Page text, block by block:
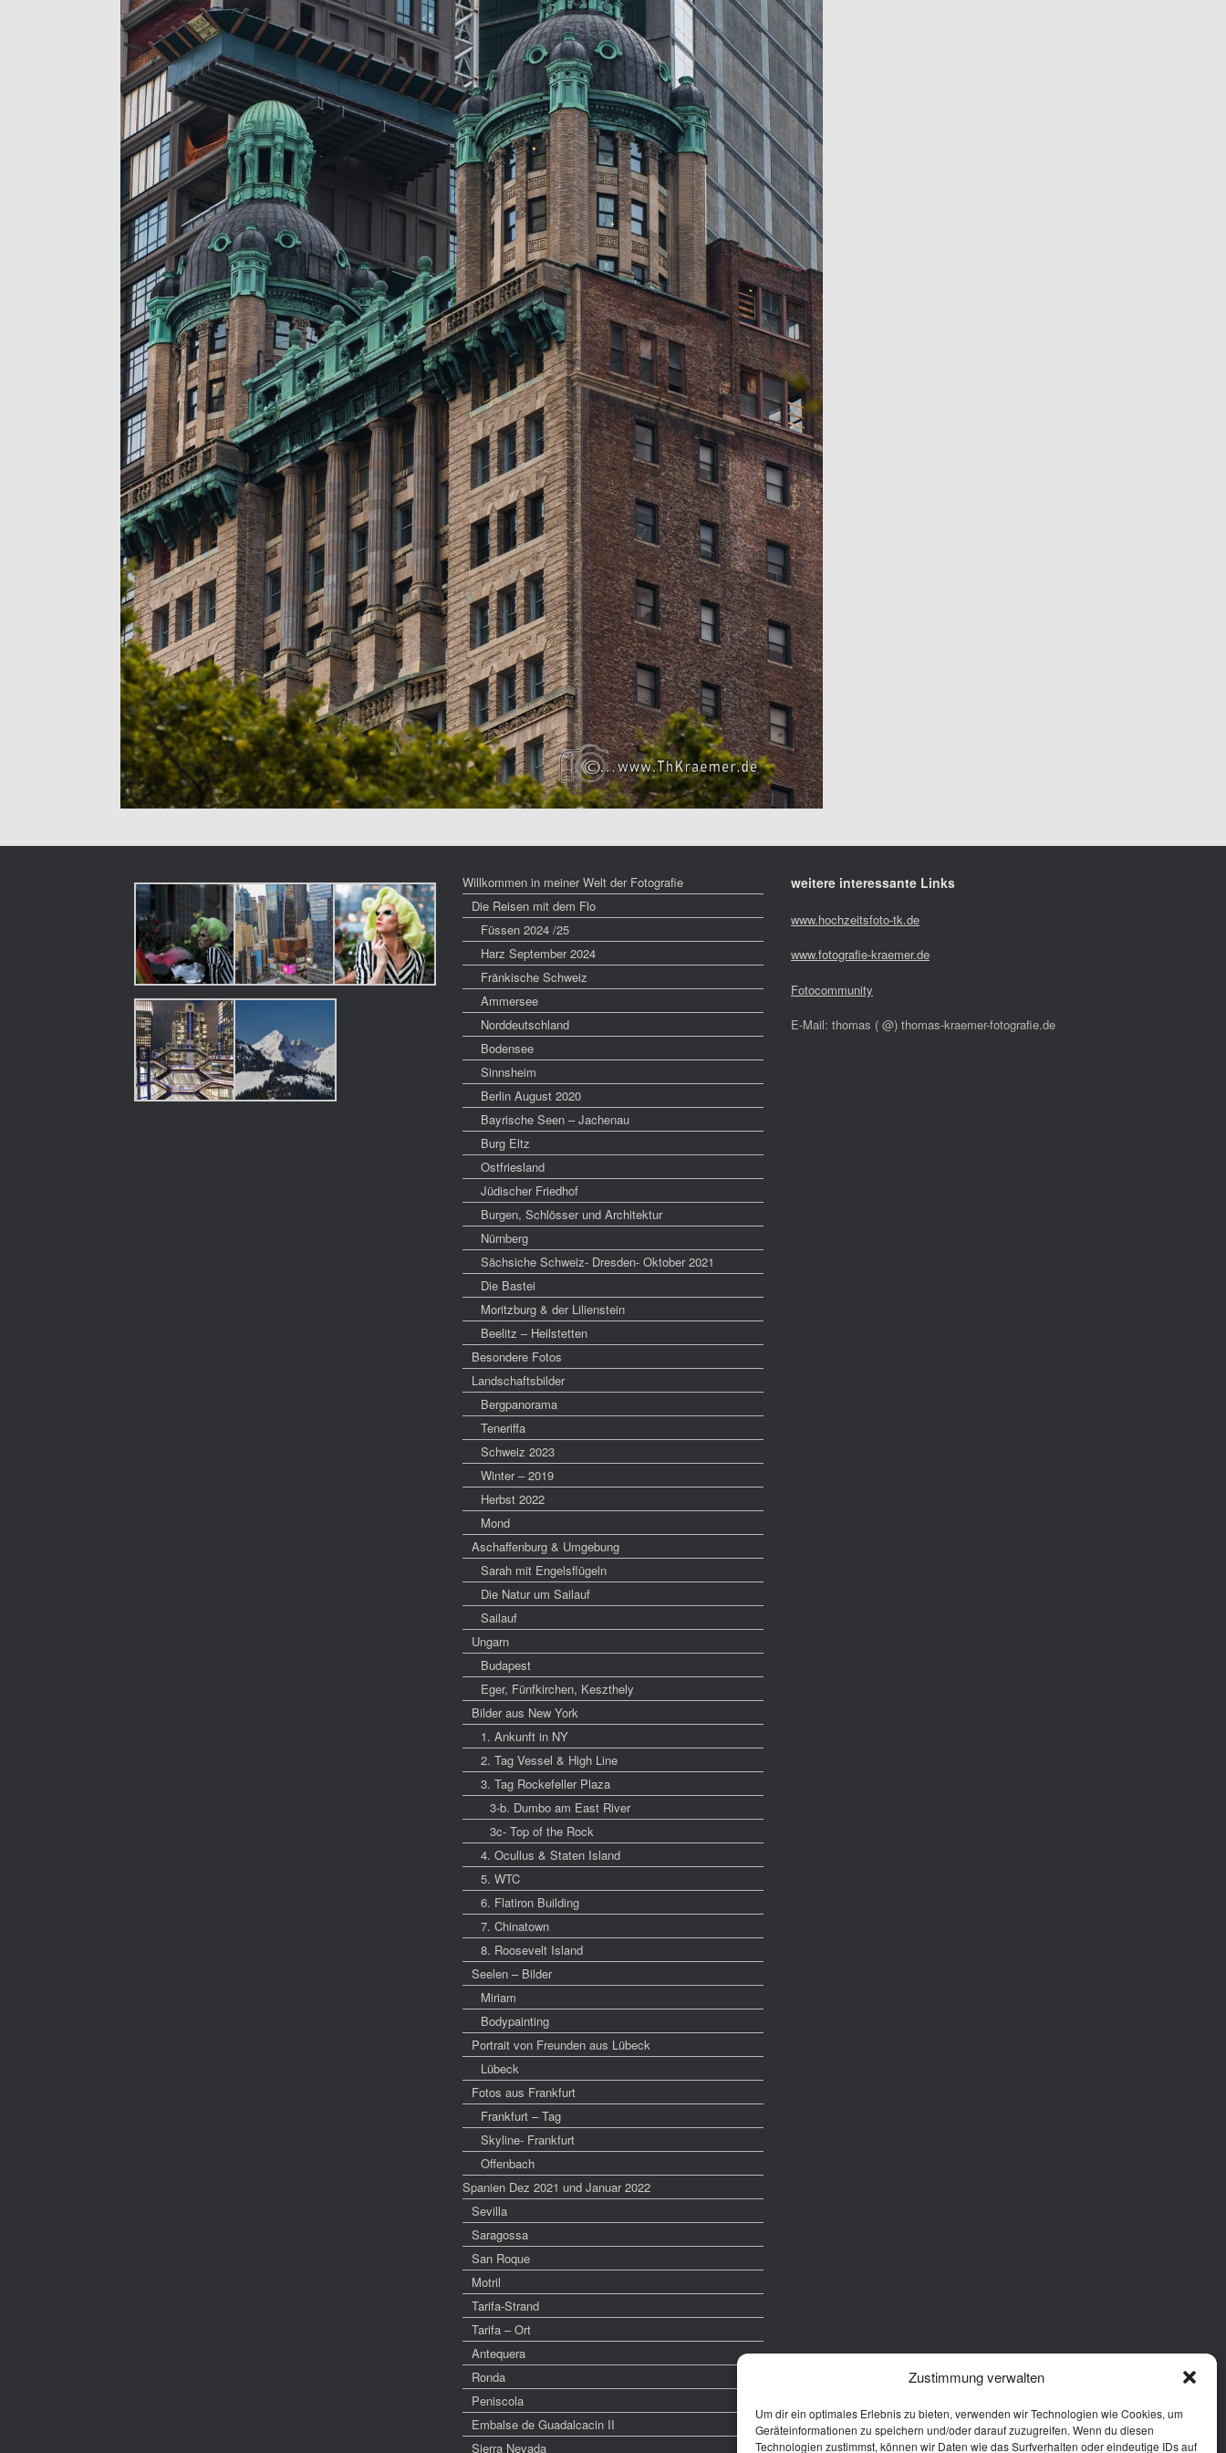
Zustimmung verwalten
Um dir ein optimales Erlebnis zu bieten, verwenden wir Technologien wie Cookies, um
Geräteinformationen zu speichern und/oder darauf zuzugreifen. Wenn du diesen
Technologien zustimmst, können wir Daten wie das Surfverhalten oder eindeutige IDs auf
Willkommen in meiner Welt der Fotografie
Die Reisen mit dem Flo
Füssen 2024 /25
Harz September 2024
Fränkische Schweiz
Ammersee
Norddeutschland
Bodensee
Sinnsheim
Berlin August 2020
Bayrische Seen – Jachenau
Burg Eltz
Ostfriesland
Jüdischer Friedhof
Burgen, Schlösser und Architektur
Nürnberg
Sächsiche Schweiz- Dresden- Oktober 2021
Die Bastei
Moritzburg & der Lilienstein
Beelitz – Heilstetten
Besondere Fotos
Landschaftsbilder
Bergpanorama
Teneriffa
Schweiz 2023
Winter – 2019
Herbst 2022
Mond
Aschaffenburg & Umgebung
Sarah mit Engelsflügeln
Die Natur um Sailauf
Sailauf
Ungarn
Budapest
Eger, Fünfkirchen, Keszthely
Bilder aus New York
1. Ankunft in NY
2. Tag Vessel & High Line
3. Tag Rockefeller Plaza
3-b. Dumbo am East River
3c- Top of the Rock
4. Ocullus & Staten Island
5. WTC
6. Flatiron Building
7. Chinatown
8. Roosevelt Island
Seelen – Bilder
Miriam
Bodypainting
Portrait von Freunden aus Lübeck
Lübeck
Fotos aus Frankfurt
Frankfurt – Tag
Skyline- Frankfurt
Offenbach
Spanien Dez 2021 und Januar 2022
Sevilla
Saragossa
San Roque
Motril
Tarifa-Strand
Tarifa – Ort
Antequera
Ronda
Peniscola
Embalse de Guadalcacin II
Sierra Nevada
weitere interessante Links
www.hochzeitsfoto-tk.de
www.fotografie-kraemer.de
Fotocommunity
E-Mail: thomas ( @) thomas-kraemer-fotografie.de